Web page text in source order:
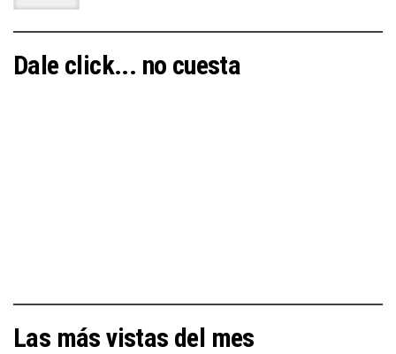
Dale click... no cuesta
Las más vistas del mes